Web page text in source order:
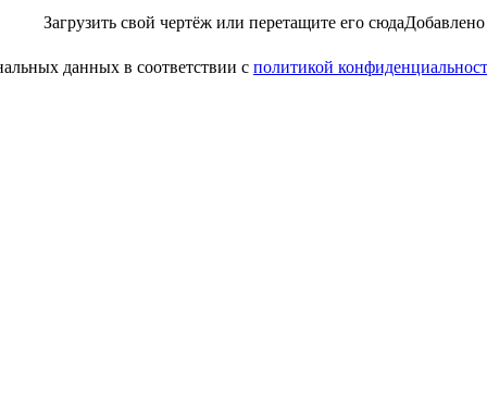
Загрузить свой чертёж или перетащите его сюдаДобавлено
данных в соответствии с политикой